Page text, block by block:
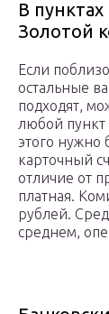
В
Золотой
Если
остальные
подходят,
любой
этого нужно
карточный
отличие от
платная.
рублей.
среднем,